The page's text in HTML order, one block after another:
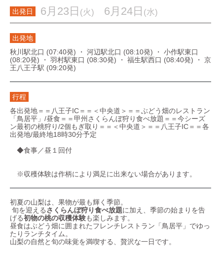
出発日 6月23日 (火) 6月24日 (水)
出発地
秋川駅北口 (07:40発) ・ 河辺駅北口 (08:10発) ・ 小作駅東口
(08:20発) ・ 羽村駅東口 (08:30発) ・ 福生駅西口 (08:40発) ・ 京
王八王子駅 (09:20発)
行程
各出発地＝＝八王子IC＝＝＜中央道＞＝＝ぶどう畑のレストラン
「鳥居平」/昼食＝＝甲州さくらんぼ狩り食べ放題＝＝今シーズ
ン最初の桃狩り/2個もぎ取り＝＝＜中央道＞＝＝八王子IC＝＝各
出発地/最終地18時30分予定
◆食事／昼１回付
※収穫体験は作柄により満足に出来ない場合があります。
初夏の山梨は、果物が最も輝く季節。
旬を迎える さくらんぼ狩り食べ放題に加え、季節の始まりを告
げる初物の桃の収穫体験も楽しみます。
昼食はぶどう畑に囲まれたフレンチレストラン「鳥居平」でゆっ
たりランチタイム。
山梨の自然と旬の味覚を満喫する、贅沢な一日です。